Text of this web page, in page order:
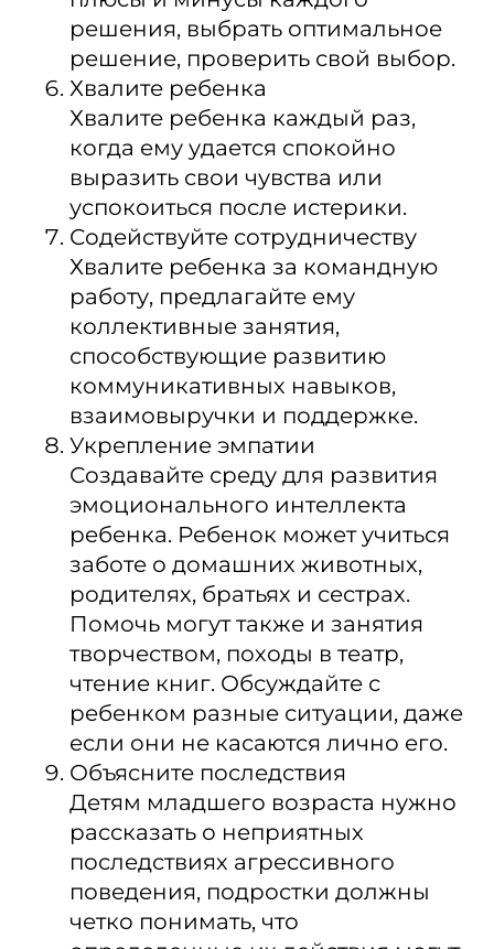
решения, выбрать оптимальное
решение, проверить свой выбор.
Хвалите ребенка
Хвалите ребенка каждый раз,
когда ему удается спокойно
выразить свои чувства или
успокоиться после истерики.
Содействуйте сотрудничеству
Хвалите ребенка за командную
работу, предлагайте ему
коллективные занятия,
способствующие развитию
коммуникативных навыков,
взаимовыручки и поддержке.
Укрепление эмпатии
Создавайте среду для развития
эмоционального интеллекта
ребенка. Ребенок может учиться
заботе о домашних животных,
родителях, братьях и сестрах.
Помочь могут также и занятия
творчеством, походы в театр,
чтение книг. Обсуждайте с
ребенком разные ситуации, даже
если они не касаются лично его.
Объясните последствия
Детям младшего возраста нужно
рассказать о неприятных
последствиях агрессивного
поведения, подростки должны
четко понимать, что